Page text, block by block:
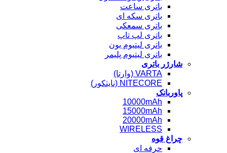
باتری ساعت
باتری سکه ای
باتری سمعکی
باتری لپ تاپ
باتری لیتیوم یون
باتری لیتیوم پلیمر
شارژر باتری
VARTA (وارتا)
NITECORE (نایتکور)
پاوربانک
10000mAh
15000mAh
20000mAh
WIRELESS
چراغ قوه
حرفه ای